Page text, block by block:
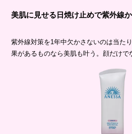
美肌に見せる日焼け止めで紫外線
紫外線対策を1年中欠かさないのは当た
果があるものなら美肌も叶う。顔だけで